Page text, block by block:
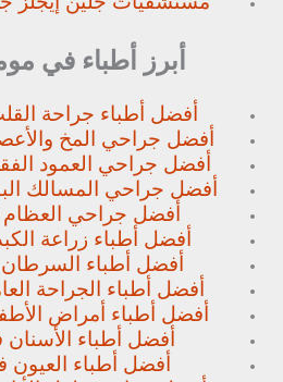
أبرز أطباء في
أفضل أطباء جراحة
أفضل جراحي المخ
أفضل جراحي العمود
أفضل جراحي المسالك
أفضل جراحي العظام
أفضل أطباء زراعة
أفضل أطباء السرطان
أفضل أطباء الجراحة
أفضل أطباء أمراض
أفضل أطباء الأسنان
أفضل أطباء العيون